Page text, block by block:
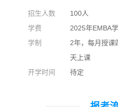
招生人数
100人
学费
2025年EMBA
学制
2年，每月授课
天上课
开学时间
待定